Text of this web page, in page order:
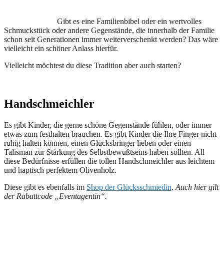
Gibt es eine Familienbibel oder ein wertvolles
Schmuckstück oder andere Gegenstände, die innerhalb der Familie
schon seit Generationen immer weiterverschenkt werden? Das wäre
vielleicht ein schöner Anlass hierfür.
Vielleicht möchtest du diese Tradition aber auch starten?
Handschmeichler
Es gibt Kinder, die gerne schöne Gegenstände fühlen, oder immer
etwas zum festhalten brauchen. Es gibt Kinder die Ihre Finger nicht
ruhig halten können, einen Glücksbringer lieben oder einen
Talisman zur Stärkung des Selbstbewußtseins haben sollten. All
diese Bedürfnisse erfüllen die tollen Handschmeichler aus leichtem
und haptisch perfektem Olivenholz.
Diese gibt es ebenfalls im Shop der Glücksschmiedin. Auch hier gilt
der Rabattcode „Eventagentin“.